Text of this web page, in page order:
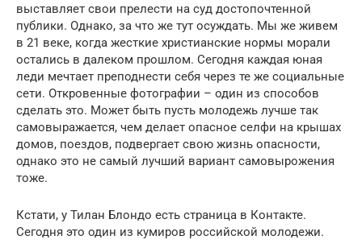
выставляет свои прелести на суд достопочтенной
публики. Однако, за что же тут осуждать. Мы же живем
в 21 веке, когда жесткие христианские нормы морали
остались в далеком прошлом. Сегодня каждая юная
леди мечтает преподнести себя через те же социальные
сети. Откровенные фотографии – один из способов
сделать это. Может быть пусть молодежь лучше так
самовыражается, чем делает опасное селфи на крышах
домов, поездов, подвергает свою жизнь опасности,
однако это не самый лучший вариант самовырожения
тоже.
Кстати, у Тилан Блондо есть страница в Контакте.
Сегодня это один из кумиров российской молодежи.